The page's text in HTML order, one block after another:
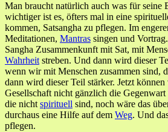
Man braucht natürlich auch was für seine
wichtiger ist es, öfters mal in eine
kommen, Satsangha zu pflegen. Im
Meditationen, Mantras singen und
Sangha Zusammenkunft mit Sat, mit
Wahrheit streben. Und dann wird dieser
wenn wir mit Menschen zusammen sind,
dann wird dieser Teil stärker. Jetzt
Gesellschaft nicht gänzlich die
die nicht spirituell sind, noch wäre das
durchaus eine Hilfe auf dem Weg. Und
pflegen.